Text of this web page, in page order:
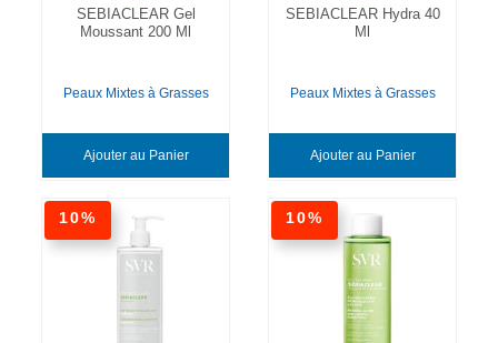
SEBIACLEAR Gel
Moussant 200 Ml
Peaux Mixtes à Grasses
Ajouter au Panier
SEBIACLEAR Hydra 40
Ml
Peaux Mixtes à Grasses
Ajouter au Panier
10% 10%